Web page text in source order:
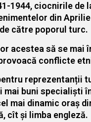
1944, ciocnirile de
din
către poporul turc.
acestea să se
conflicte
reprezentanții
buni specialiști
mai dinamic oraș
cît și limba engleză.